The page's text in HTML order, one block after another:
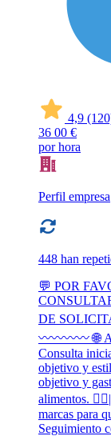
4,9
36 00 €
por hora
Perfil empresa
448 han
💬 POR
DE
〰️〰️〰️〰️ 🌐
Consulta
objetivo y
objetivo y
alimentos.
marcas para
Seguimiento